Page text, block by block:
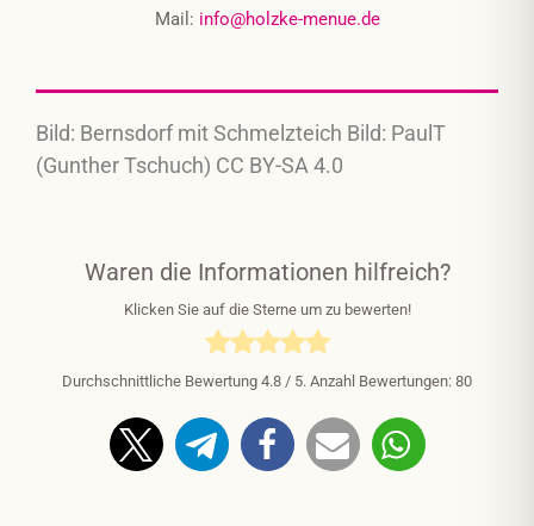
Mail: info@holzke-menue.de
Bild: Bernsdorf mit Schmelzteich Bild: PaulT
(Gunther Tschuch) CC BY-SA 4.0
Waren die Informationen hilfreich?
Klicken Sie auf die Sterne um zu bewerten!
Durchschnittliche Bewertung 4.8 / 5. Anzahl Bewertungen: 80